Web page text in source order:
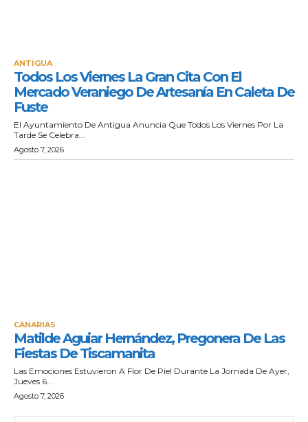
ANTIGUA
Todos Los Viernes La Gran Cita Con El
Mercado Veraniego De Artesanía En Caleta De
Fuste
El Ayuntamiento De Antigua Anuncia Que Todos Los Viernes Por La
Tarde Se Celebra...
Agosto 7, 2026
CANARIAS
Matilde Aguiar Hernández, Pregonera De Las
Fiestas De Tiscamanita
Las Emociones Estuvieron A Flor De Piel Durante La Jornada De Ayer,
Jueves 6...
Agosto 7, 2026